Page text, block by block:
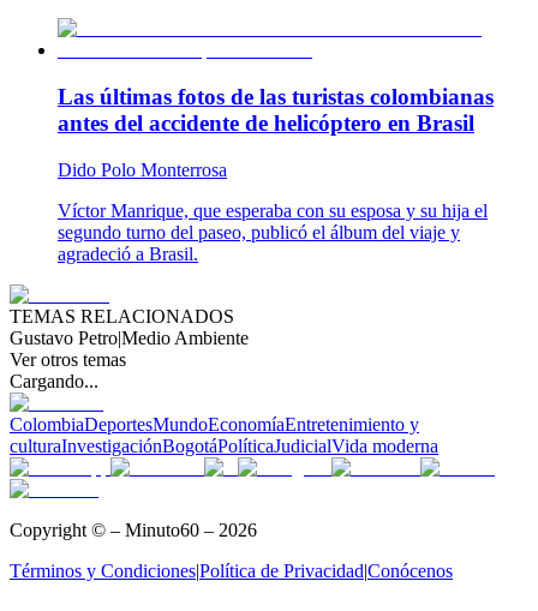
Las últimas fotos de las turistas colombianas
antes del accidente de helicóptero en Brasil
Dido Polo Monterrosa
Víctor Manrique, que esperaba con su esposa y su hija el
segundo turno del paseo, publicó el álbum del viaje y
agradeció a Brasil.
TEMAS RELACIONADOS
Gustavo Petro|Medio Ambiente
Ver otros temas
Cargando...
ColombiaDeportesMundoEconomíaEntretenimiento y
culturaInvestigaciónBogotáPolíticaJudicialVida moderna
Copyright © – Minuto60 – 2026
Términos y Condiciones|Política de Privacidad|Conócenos